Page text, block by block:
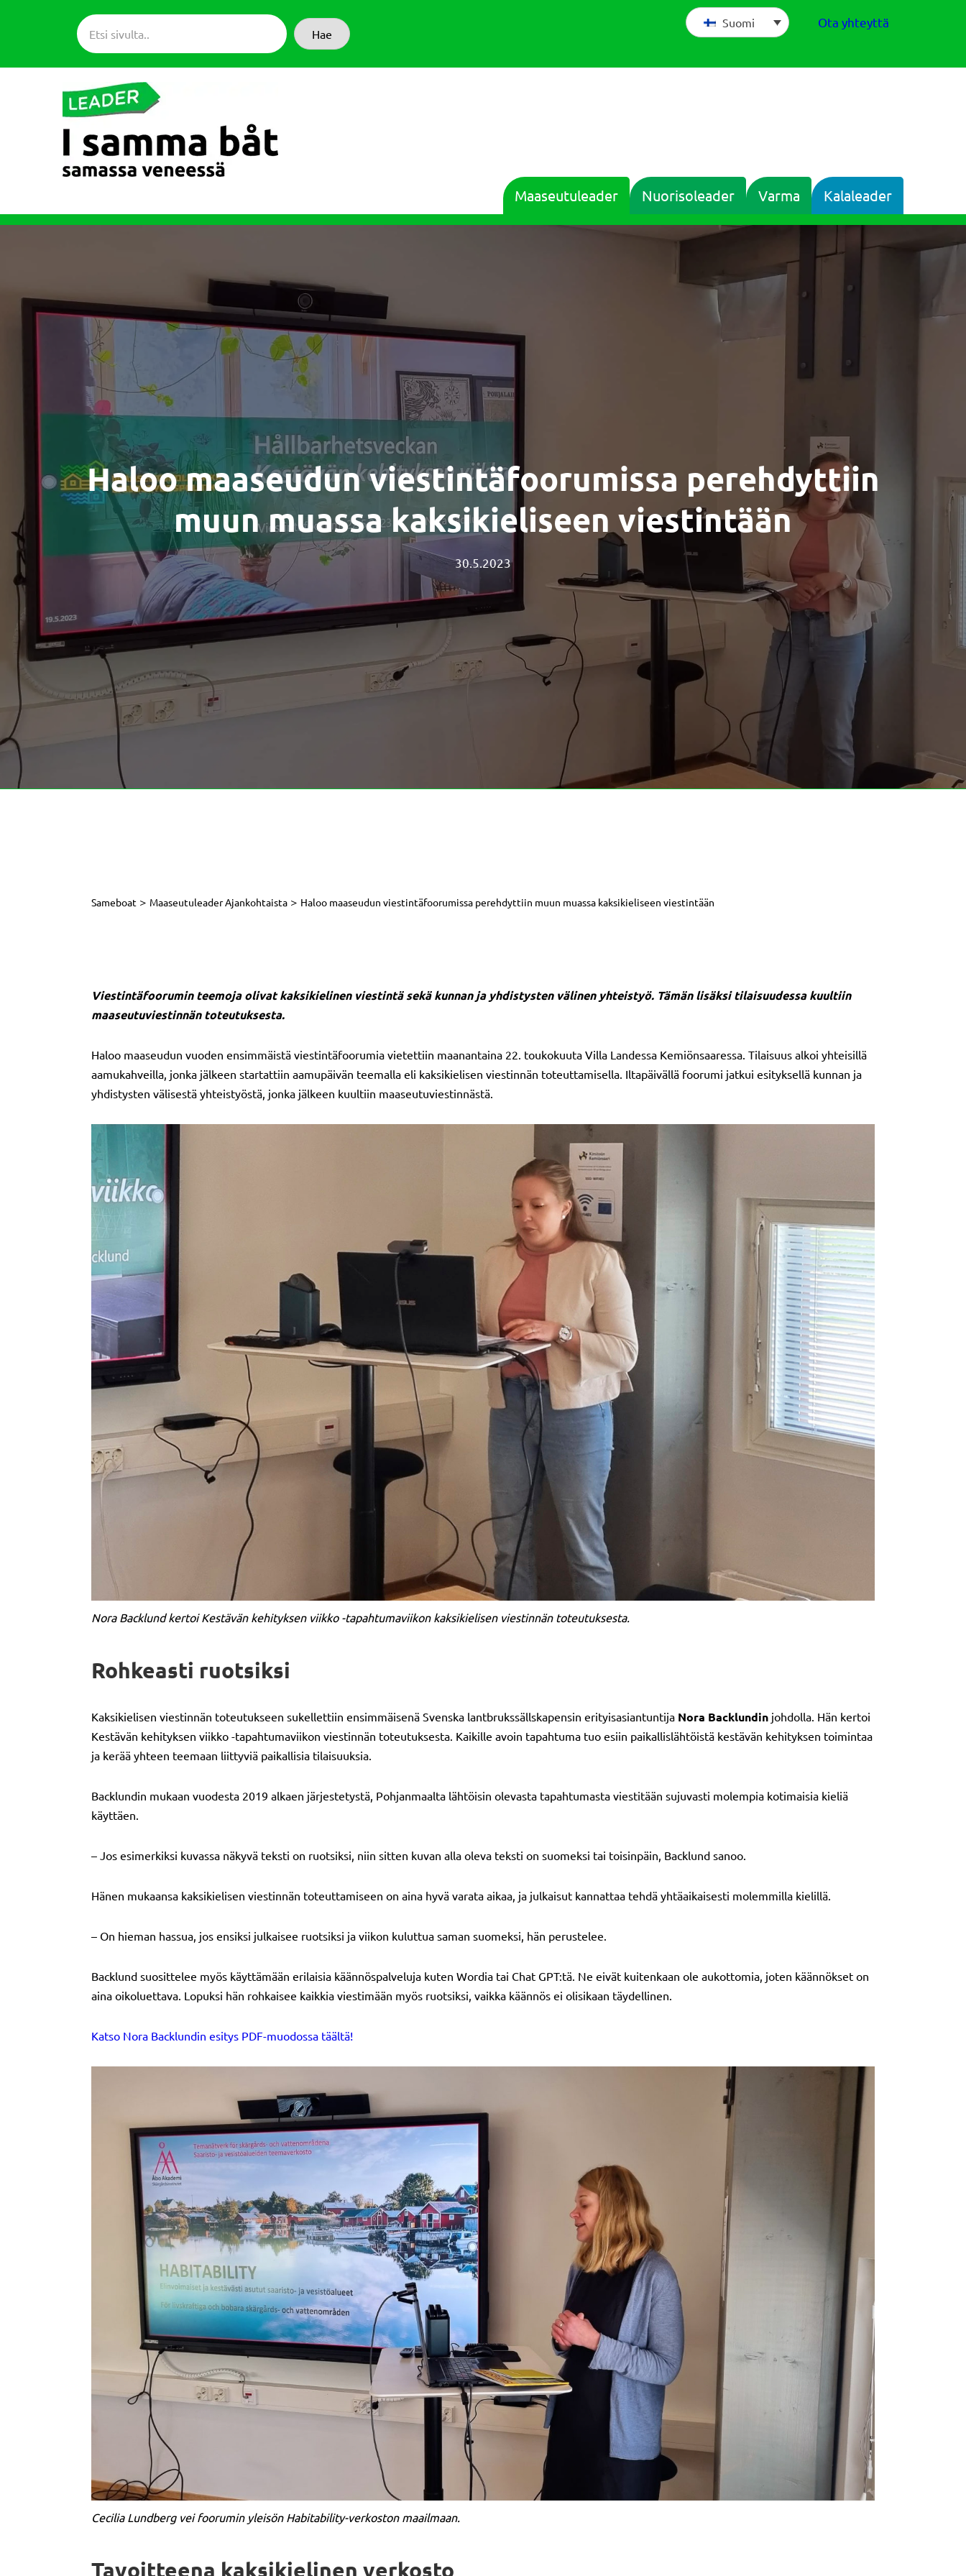
Hae
Ota yhteyttä
Suomi
Maaseutuleader Nuorisoleader Varma Kalaleader
Haloo maaseudun viestintäfoorumissa perehdyttiin
muun muassa kaksikieliseen viestintään
30.5.2023
Sameboat > Maaseutuleader Ajankohtaista > Haloo maaseudun viestintäfoorumissa perehdyttiin muun muassa kaksikieliseen viestintään
Viestintäfoorumin teemoja olivat kaksikielinen viestintä sekä kunnan ja yhdistysten välinen yhteistyö. Tämän lisäksi tilaisuudessa kuultiin
maaseutuviestinnän toteutuksesta.
Haloo maaseudun vuoden ensimmäistä viestintäfoorumia vietettiin maanantaina 22. toukokuuta Villa Landessa Kemiönsaaressa. Tilaisuus alkoi yhteisillä
aamukahveilla, jonka jälkeen startattiin aamupäivän teemalla eli kaksikielisen viestinnän toteuttamisella. Iltapäivällä foorumi jatkui esityksellä kunnan ja
yhdistysten välisestä yhteistyöstä, jonka jälkeen kuultiin maaseutuviestinnästä.
Nora Backlund kertoi Kestävän kehityksen viikko -tapahtumaviikon kaksikielisen viestinnän toteutuksesta.
Rohkeasti ruotsiksi
Kaksikielisen viestinnän toteutukseen sukellettiin ensimmäisenä Svenska lantbrukssällskapensin erityisasiantuntija Nora Backlundin johdolla. Hän kertoi
Kestävän kehityksen viikko -tapahtumaviikon viestinnän toteutuksesta. Kaikille avoin tapahtuma tuo esiin paikallislähtöistä kestävän kehityksen toimintaa
ja kerää yhteen teemaan liittyviä paikallisia tilaisuuksia.
Backlundin mukaan vuodesta 2019 alkaen järjestetystä, Pohjanmaalta lähtöisin olevasta tapahtumasta viestitään sujuvasti molempia kotimaisia kieliä
käyttäen.
– Jos esimerkiksi kuvassa näkyvä teksti on ruotsiksi, niin sitten kuvan alla oleva teksti on suomeksi tai toisinpäin, Backlund sanoo.
Hänen mukaansa kaksikielisen viestinnän toteuttamiseen on aina hyvä varata aikaa, ja julkaisut kannattaa tehdä yhtäaikaisesti molemmilla kielillä.
– On hieman hassua, jos ensiksi julkaisee ruotsiksi ja viikon kuluttua saman suomeksi, hän perustelee.
Backlund suosittelee myös käyttämään erilaisia käännöspalveluja kuten Wordia tai Chat GPT:tä. Ne eivät kuitenkaan ole aukottomia, joten käännökset on
aina oikoluettava. Lopuksi hän rohkaisee kaikkia viestimään myös ruotsiksi, vaikka käännös ei olisikaan täydellinen.
Katso Nora Backlundin esitys PDF-muodossa täältä!
Cecilia Lundberg vei foorumin yleisön Habitability-verkoston maailmaan.
Tavoitteena kaksikielinen verkosto